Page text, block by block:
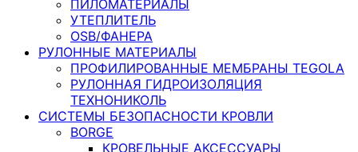
ПИЛОМАТЕРИАЛЫ
УТЕПЛИТЕЛЬ
OSB/ФАНЕРА
РУЛОННЫЕ МАТЕРИАЛЫ
ПРОФИЛИРОВАННЫЕ МЕМБРАНЫ TEGOLA
РУЛОННАЯ ГИДРОИЗОЛЯЦИЯ
ТЕХНОНИКОЛЬ
СИСТЕМЫ БЕЗОПАСНОСТИ КРОВЛИ
BORGE
КРОВЕЛЬНЫЕ АКСЕССУАРЫ